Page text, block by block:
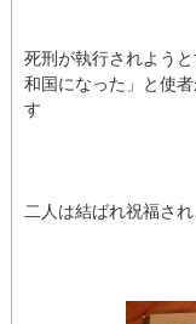
死刑が執行されよう
和国になった」と使
す
二人は結ばれ祝福さ